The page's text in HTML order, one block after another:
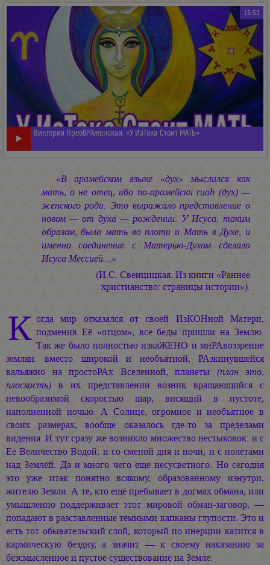
15:52
Виктория ПреобРАженская. «У ИзТока Стоит МАТЬ»
«В арамейском языке «дух» мыслился как
мать, а не отец, ибо по-арамейски ruah (дух) —
женского рода. Это выражало представление о
новом — от духа — рождении. У Исуса, таким
образом, была мать во плоти и Мать в Духе, и
именно соединение с Матерью-Духом сделало
Исуса Мессией…»
(И.С. Свенцицкая. Из книги «Раннее
христианство: страницы истории»).
К огда мир отказался от своей ИзКОНной Матери,
подменив Её «отцом», все беды пришли на Землю.
Так же было полностью изкаЖЕНО и миРАвоззрение
землян: вместо широкой и необъятной, РАзкинувшейся
вальяжно на простоРАх Вселенной, планеты (план это,
плоскость) в их представлении возник вращающийся с
невообразимой скоростью шар, висящий в пустоте,
наполненной ночью. А Солнце, огромное и необъятное в
своих размерах, вообще оказалось где-то за пределами
видения. И тут сразу же возникло множество нестыковок: и с
Её Величество Водой, и со сменой дня и ночи, и с полётами
над Землёй. Да и много чего ещё несусветного. Но сегодня
это уже итак понятно всякому, образованному изнутри,
жителю Земли. А те, кто ещё пребывает в догмах обмана, или
умышленно поддерживает этот мировой обман-заговор, —
попадают в разставленные тёмными капканы глупости. Это и
есть тот обывательский слой, который по инерции катится в
кармическую бездну, а значит — к своему наказанию за
безсмысленное и пустое существование на Земле.